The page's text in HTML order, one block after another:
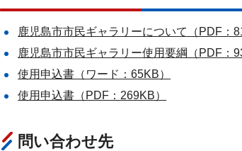
鹿児島市市民ギャラリーについて（PDF：
鹿児島市市民ギャラリー使用要綱（PDF：
使用申込書（ワード：65KB）
使用申込書（PDF：269KB）
問い合わせ先